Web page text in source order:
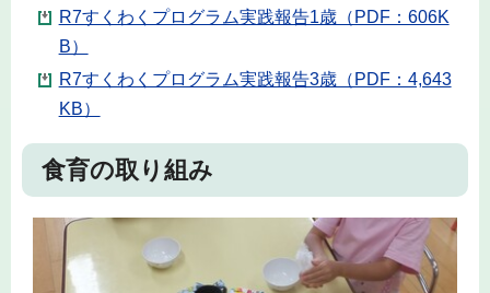
R7すくわくプログラム実践報告1歳（PDF：606K
B）
R7すくわくプログラム実践報告3歳（PDF：4,643
KB）
食育の取り組み